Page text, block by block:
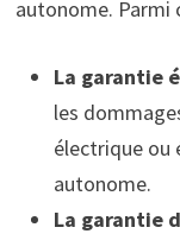
autonome. Parmi
La garantie
les
électrique ou
autonome.
La garantie